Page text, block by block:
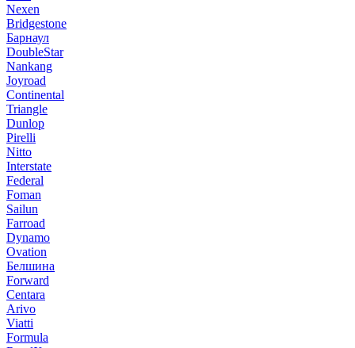
Nexen
Bridgestone
Барнаул
DoubleStar
Nankang
Joyroad
Continental
Triangle
Dunlop
Pirelli
Nitto
Interstate
Federal
Foman
Sailun
Farroad
Dynamo
Ovation
Белшина
Forward
Centara
Arivo
Viatti
Formula